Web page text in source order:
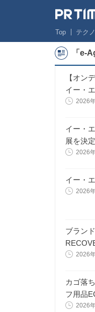
Top テク
「e-
【オン
イー・
2026
イー・
展を決定
2026
イー・
2026
ブラン
2026
カゴ落
フ用品
2026